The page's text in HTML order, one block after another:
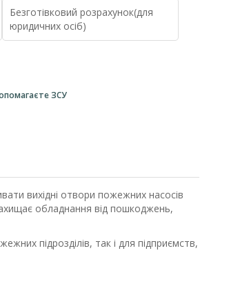
Безготівковий розрахунок(для
юридичних осіб)
ЗСУ
вихідні отвори пожежних насосів
обладнання від пошкоджень,
підрозділів, так і для підприємств,